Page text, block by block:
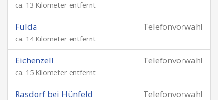
ca. 13 Kilometer entfernt
Telefonvorwahl
Fulda
ca. 14 Kilometer entfernt
Telefonvorwahl
Eichenzell
ca. 15 Kilometer entfernt
Telefonvorwahl
Rasdorf bei Hünfeld